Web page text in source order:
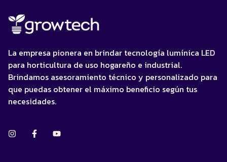
La empresa pionera en brindar tecnología lumínica LED
para horticultura de uso hogareño e industrial.
Brindamos asesoramiento técnico y personalizado para
que puedas obtener el máximo beneficio según tus
necesidades.